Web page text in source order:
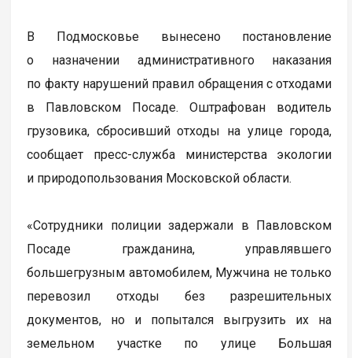
В Подмосковье вынесено постановление
о назначении административного наказания
по факту нарушений правил обращения с отходами
в Павловском Посаде. Оштрафован водитель
грузовика, сбросивший отходы на улице города,
сообщает пресс-служба министерства экологии
и природопользования Московской области.
«Сотрудники полиции задержали в Павловском
Посаде гражданина, управлявшего
большегрузным автомобилем, Мужчина не только
перевозил отходы без разрешительных
документов, но и попытался выгрузить их на
земельном участке по улице Большая